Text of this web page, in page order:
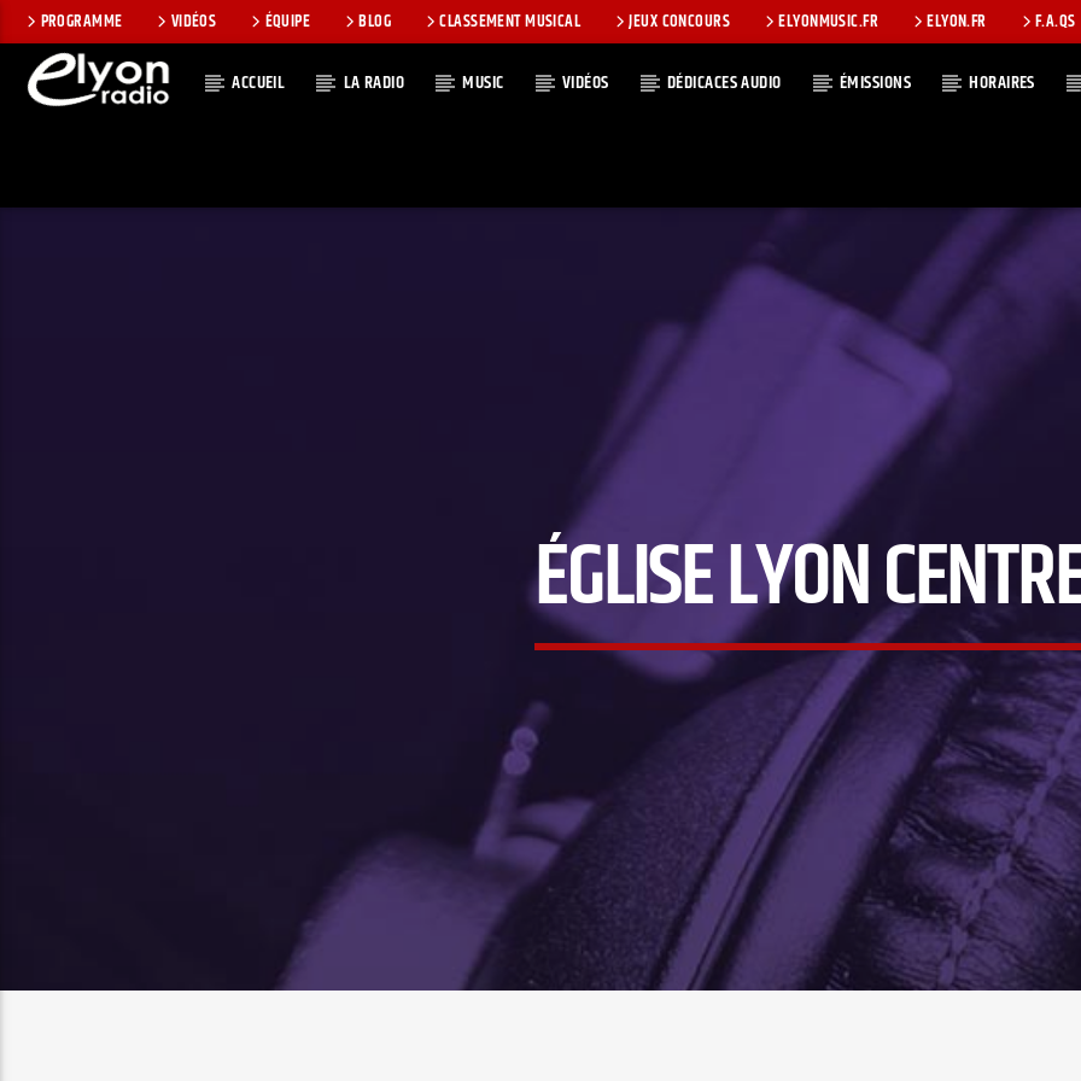
PROGRAMME VIDÉOS ÉQUIPE BLOG CLASSEMENT MUSICAL JEUX CONCOURS ELYONMUSIC.FR ELYON.FR F.A.QS
ACCUEIL LA RADIO MUSIC VIDÉOS DÉDICACES AUDIO ÉMISSIONS HORAIRES
ÉGLISE LYON